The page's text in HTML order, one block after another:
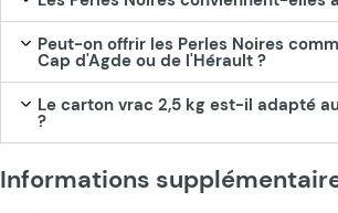
Peut-on offrir les Perles Noires
Cap d'Agde ou de l'Hérault ?
Le carton vrac 2,5 kg est-il adapté
?
Informations